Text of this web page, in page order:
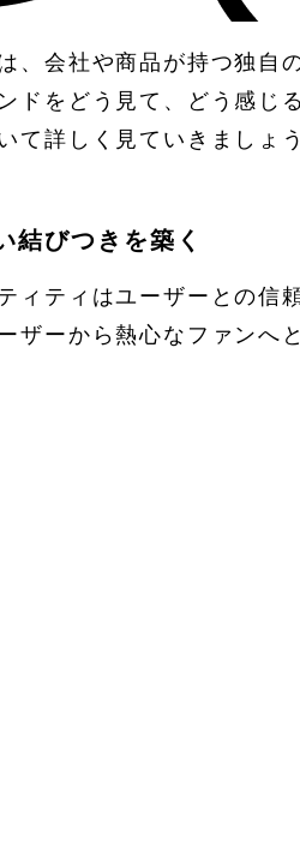
、会社や商品が持つ独自
ドをどう見て、どう感じ
て詳しく見ていきましょ
結びつきを築く
ィティはユーザーとの信
ザーから熱心なファンへ